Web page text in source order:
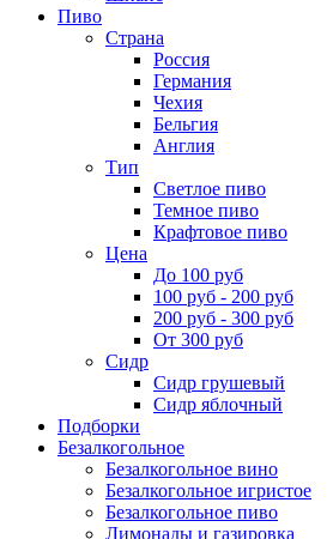
Пиво
Страна
Россия
Германия
Чехия
Бельгия
Англия
Тип
Светлое пиво
Темное пиво
Крафтовое пиво
Цена
До 100 руб
100 руб - 200 руб
200 руб - 300 руб
От 300 руб
Сидр
Сидр грушевый
Сидр яблочный
Подборки
Безалкогольное
Безалкогольное вино
Безалкогольное игристое
Безалкогольное пиво
Лимонады и газировка